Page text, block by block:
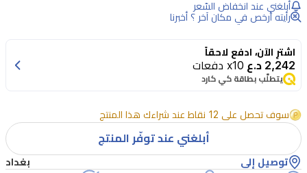
أبلغني عند انخفاض السّعر
رأيته أرخص في مكان آخر ؟ أخبرنا
اشترِ الآن، ادفع لاحقاً
2,242 د.ع x10 دفعات
يتطلّب بطاقة كي كارد
سوف تحصل على 12 نقاط عند شراءك هذا المنتج
أبلغني عند توفّر المنتج
توصيل إلى بغداد